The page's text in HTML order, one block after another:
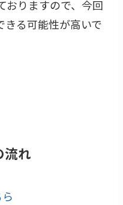
おりますので、今回
きる可能性が高いで
流れ